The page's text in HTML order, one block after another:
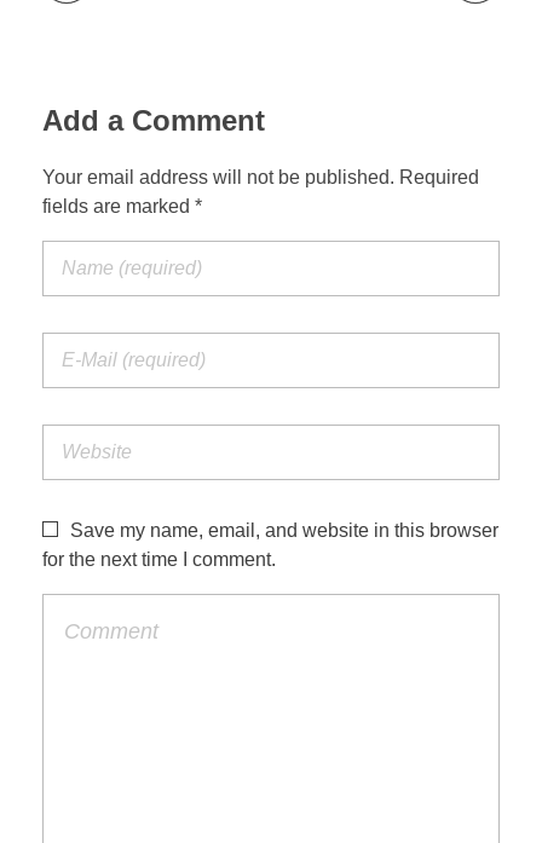
Add a Comment
Your email address will not be published. Required
fields are marked *
Save my name, email, and website in this browser
for the next time I comment.